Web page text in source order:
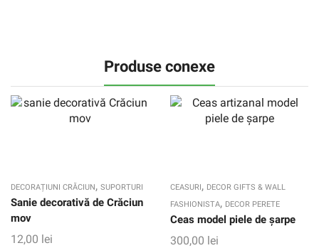
Produse conexe
DECORAȚIUNI CRĂCIUN, SUPORTURI
Sanie decorativă de Crăciun
mov
12,00 lei
CEASURI, DECOR GIFTS & WALL
FASHIONISTA, DECOR PERETE
Ceas model piele de șarpe
300,00 lei